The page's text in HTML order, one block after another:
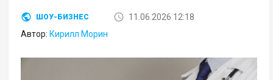
ШОУ-БИЗНЕС
11.06.2026 12:18
Автор: Кирилл Морин